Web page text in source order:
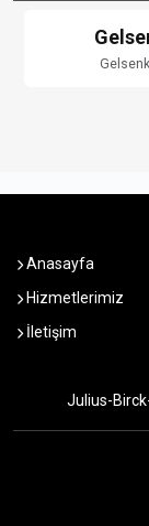
Anasayfa
Hizmetlerimiz
İletişim
Julius-